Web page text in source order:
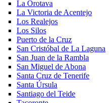
La Orotava
La Victoria de Acentejo
Los Realejos
Los Silos
Puerto de la Cruz
San Cristóbal de La Laguna
San Juan de la Rambla
San Miguel de Abona
Santa Cruz de Tenerife
Santa Úrsula
Santiago del Teide